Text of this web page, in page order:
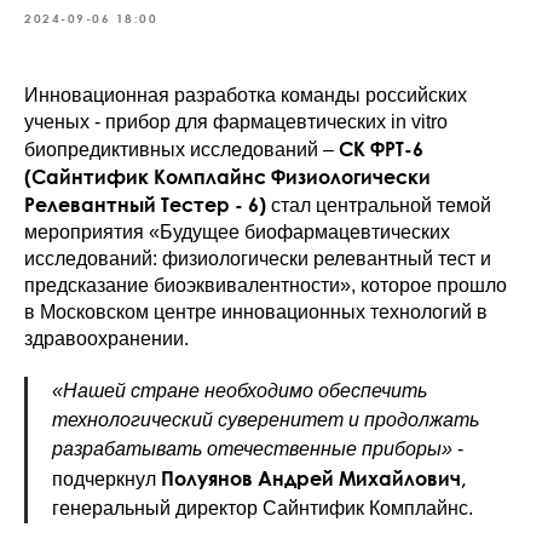
2024-09-06 18:00
Инновационная разработка команды российских
ученых - прибор для фармацевтических in vitro
биопредиктивных исследований – СК ФРТ-6
(Сайнтифик Комплайнс Физиологически
Релевантный Тестер - 6) стал центральной темой
мероприятия «Будущее биофармацевтических
исследований: физиологически релевантный тест и
предсказание биоэквивалентности», которое прошло
в Московском центре инновационных технологий в
здравоохранении.
«Нашей стране необходимо обеспечить
технологический суверенитет и продолжать
разрабатывать отечественные приборы» -
подчеркнул Полуянов Андрей Михайлович,
генеральный директор Сайнтифик Комплайнс.